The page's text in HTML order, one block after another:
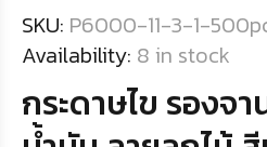
SKU: P6000-11-3-1-
Availability: 8 in stock
กระดาษไข รองจ